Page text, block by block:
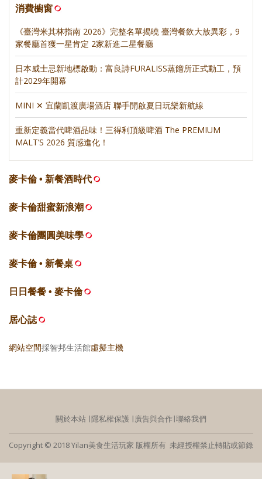
消費櫥窗
《臺灣米其林指南 2026》完整名單揭曉 臺灣餐飲大放異彩，9
家餐廳首獲一星肯定 2家新進二星餐廳
日本威士忌新地標啟動：富良詩FURALISS蒸餾所正式動工，預
計2029年開幕
MINI ✕ 宜蘭凱渡廣場酒店 聯手開啟夏日玩樂新航線
重新定義當代啤酒品味！三得利頂級啤酒 The PREMIUM
MALT’S 2026 質感進化！
麥卡倫 • 新餐酒時代
麥卡倫甜蜜新浪潮
麥卡倫團圓美味學
麥卡倫 • 新餐桌
日日餐餐 • 麥卡倫
居心誌
網站空間採智邦生活館虛擬主機
關於本站 ∣隱私權保護 ∣廣告與合作∣聯絡我們
Copyright © 2018 Yilan美食生活玩家 版權所有 未經授權禁止轉貼或節錄